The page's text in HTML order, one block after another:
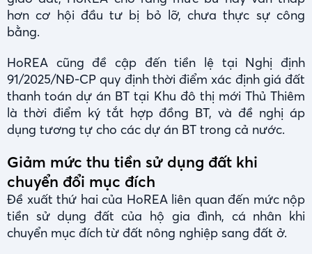
hơn cơ hội đầu tư bị bỏ lỡ, chưa thực sự công
bằng.
HoREA cũng đề cập đến tiền lệ tại Nghị định
91/2025/NĐ-CP quy định thời điểm xác định giá đất
thanh toán dự án BT tại Khu đô thị mới Thủ Thiêm
là thời điểm ký tắt hợp đồng BT, và đề nghị áp
dụng tương tự cho các dự án BT trong cả nước.
Giảm mức thu tiền sử dụng đất khi
chuyển đổi mục đích
Đề xuất thứ hai của HoREA liên quan đến mức nộp
tiền sử dụng đất của hộ gia đình, cá nhân khi
chuyển mục đích từ đất nông nghiệp sang đất ở.